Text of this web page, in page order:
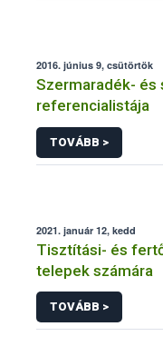
2016. június 9, csütörtök
Szermaradék- és
referencialistája
TOVÁBB >
2021. január 12, kedd
Tisztítási- és
telepek számára
TOVÁBB >